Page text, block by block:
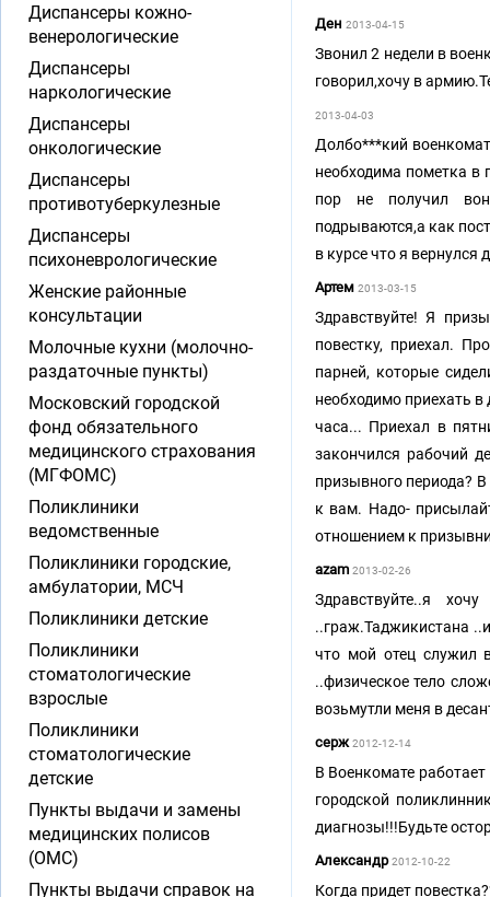
Ден 2013-04-15
Звонил 2 недели в
говорил,хочу в
2013-04-03
Долбо***кий
необходима пометка в
пор не получил
подрываются,а как
в курсе что я
Артем 2013-03-15
Здравствуйте! Я
повестку, приехал.
парней, которые
необходимо приехать
часа... Приехал в
закончился рабочий
призывного периода?
к вам. Надо-
отношением к
azam 2013-02-26
Здравствуйте..я
..граж.Таджикистана
что мой отец служил
..физическое тело
возьмутли меня в
серж2012-12-14
В Военкомате
городской
диагнозы!!!Будьте
Александр2012-10-22
Когда придет
Диспансеры кожно-
венерологические
Диспансеры
наркологические
Диспансеры
онкологические
Диспансеры
противотуберкулезные
Диспансеры
психоневрологические
Женские районные
консультации
Молочные кухни (молочно-
раздаточные пункты)
Московский городской
фонд обязательного
медицинского страхования
(МГФОМС)
Поликлиники
ведомственные
Поликлиники городские,
амбулатории, МСЧ
Поликлиники детские
Поликлиники
стоматологические
взрослые
Поликлиники
стоматологические
детские
Пункты выдачи и замены
медицинских полисов
(ОМС)
Пункты выдачи справок на